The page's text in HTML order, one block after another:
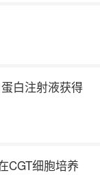
白注射液获得
CGT细胞培养